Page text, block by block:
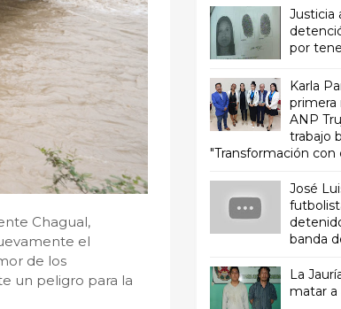
Chagual,
el
de los
un peligro para la
Justicia
por
Karla
primera
ANP
trabajo
"Transformación
José
banda
La
matar a